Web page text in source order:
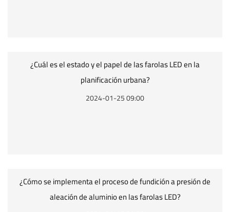
¿Cuál es el estado y el papel de las farolas LED en la
planificación urbana?
2024-01-25 09:00
¿Cómo se implementa el proceso de fundición a presión de
aleación de aluminio en las farolas LED?